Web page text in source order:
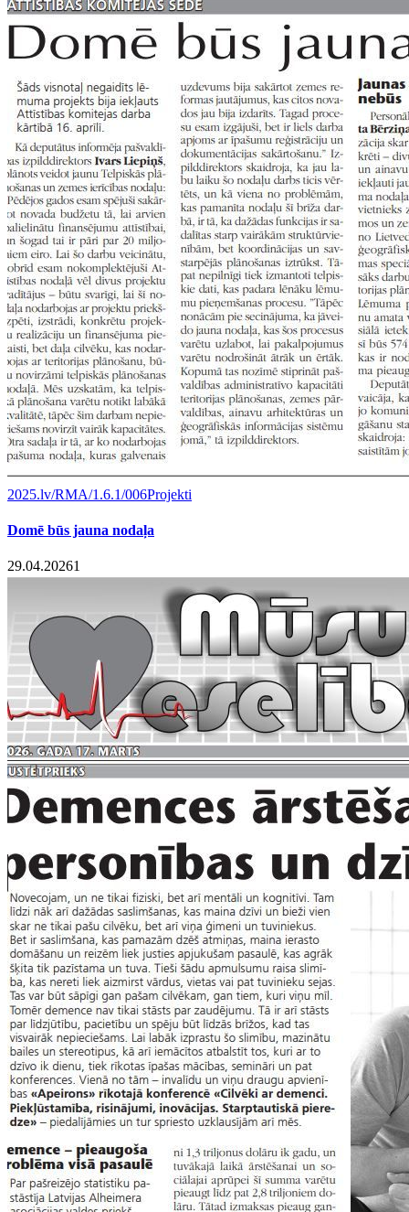
2025.lv/RMA/1.6.1/006Projekti
Domē būs jauna nodaļa
29.04.20261